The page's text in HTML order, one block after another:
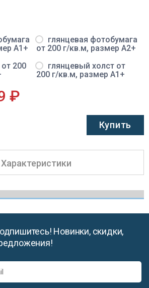
A1+
глянцевая фотобумага
от 200 г/кв.м, размер A2+
200
глянцевый холст от
200 г/кв.м, размер A1+
₽
Купить
Характеристики
Новинки, скидки,